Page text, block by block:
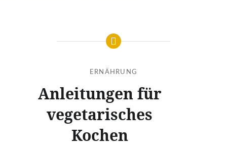
ERNÄHRUNG
Anleitungen für
vegetarisches
Kochen